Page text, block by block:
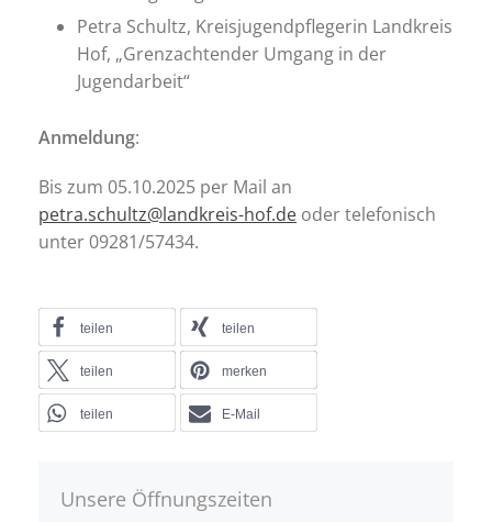
Petra Schultz, Kreisjugendpflegerin Landkreis
Hof, „Grenzachtender Umgang in der
Jugendarbeit“
Anmeldung:
Bis zum 05.10.2025 per Mail an
petra.schultz@landkreis-hof.de oder telefonisch
unter 09281/57434.
teilen teilen
teilen merken
teilen E-Mail
Unsere Öffnungszeiten